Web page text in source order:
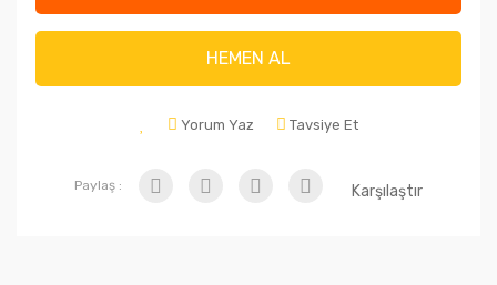
HEMEN AL
Yorum Yaz Tavsiye Et
Paylaş : Karşılaştır